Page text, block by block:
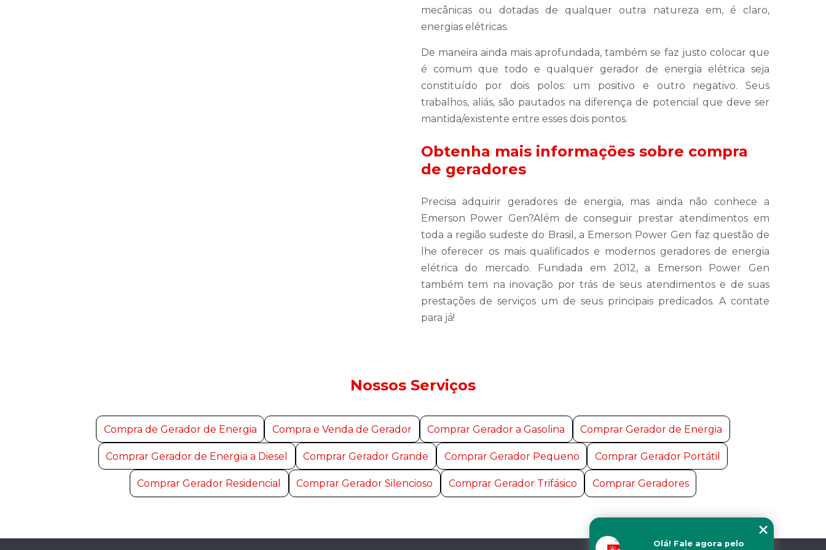
mecânicas ou dotadas de qualquer outra natureza em, é claro,
energias elétricas.
De maneira ainda mais aprofundada, também se faz justo colocar que
é comum que todo e qualquer gerador de energia elétrica seja
constituído por dois polos: um positivo e outro negativo. Seus
trabalhos, aliás, são pautados na diferença de potencial que deve ser
mantida/existente entre esses dois pontos.
Obtenha mais informações sobre compra
de geradores
Precisa adquirir geradores de energia, mas ainda não conhece a
Emerson Power Gen?Além de conseguir prestar atendimentos em
toda a região sudeste do Brasil, a Emerson Power Gen faz questão de
lhe oferecer os mais qualificados e modernos geradores de energia
elétrica do mercado. Fundada em 2012, a Emerson Power Gen
também tem na inovação por trás de seus atendimentos e de suas
prestações de serviços um de seus principais predicados. A contate
para já!
Nossos Serviços
Compra de Gerador de Energia Compra e Venda de Gerador Comprar Gerador a Gasolina Comprar Gerador de Energia
Comprar Gerador de Energia a Diesel Comprar Gerador Grande Comprar Gerador Pequeno Comprar Gerador Portátil
Comprar Gerador Residencial Comprar Gerador Silencioso Comprar Gerador Trifásico Comprar Geradores
Olá! Fale agora pelo